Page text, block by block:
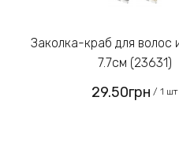
Заколка-краб для волос из металла
7.7см (23631)
29.50грн / 1 шт